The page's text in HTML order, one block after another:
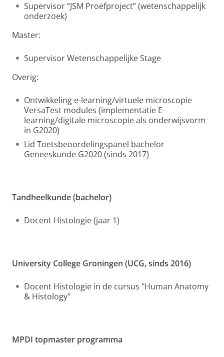
Supervisor “JSM Proefproject” (wetenschappelijk
onderzoek)
Master:
Supervisor Wetenschappelijke Stage
Overig:
Ontwikkeling e-learning/virtuele microscopie
VersaTest modules (implementatie E-
learning/digitale microscopie als onderwijsvorm
in G2020)
Lid Toetsbeoordelingspanel bachelor
Geneeskunde G2020 (sinds 2017)
Tandheelkunde (bachelor)
Docent Histologie (jaar 1)
University College Groningen (UCG, sinds 2016)
Docent Histologie in de cursus "Human Anatomy
& Histology"
MPDI topmaster programma